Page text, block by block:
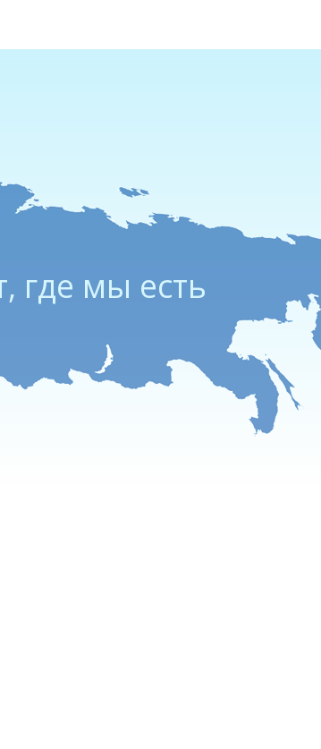
где мы есть